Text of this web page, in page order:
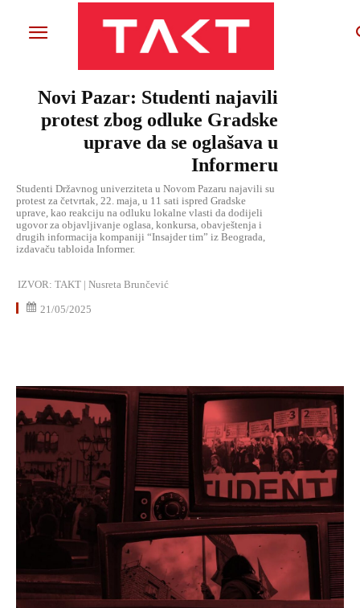
Novi Pazar: Studenti najavili
protest zbog odluke Gradske
uprave da se oglašava u
Informeru
Studenti Državnog univerziteta u Novom Pazaru najavili su
protest za četvrtak, 22. maja, u 11 sati ispred Gradske
uprave, kao reakciju na odluku lokalne vlasti da dodijeli
ugovor za objavljivanje oglasa, konkursa, obavještenja i
drugih informacija kompaniji “Insajder tim” iz Beograda,
izdavaču tabloida Informer.
IZVOR: TAKT | Nusreta Brunčević
21/05/2025